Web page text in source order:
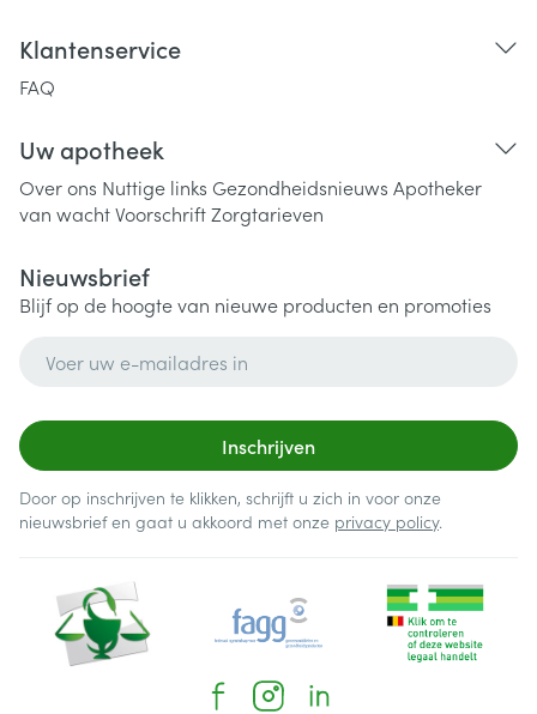
Klantenservice
FAQ
Uw apotheek
Over ons Nuttige links Gezondheidsnieuws Apotheker
van wachtVoorschriftZorgtarieven
Nieuwsbrief
Blijf op de hoogte van nieuwe producten en promoties
Inschrijven
Door op inschrijven te klikken, schrijft u zich in voor onze
nieuwsbrief en gaat u akkoord met onze privacy policy.